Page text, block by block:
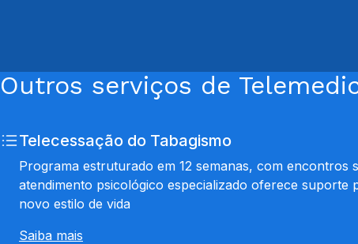
Outros serviços de
Telecessação do Tabagismo
Programa estruturado em 12 semanas, com encontros
atendimento psicológico especializado oferece
novo estilo de vida
Saiba mais